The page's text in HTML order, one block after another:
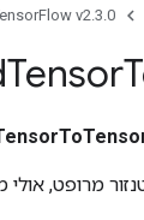
v2.3.0
Tensor
מרופט,